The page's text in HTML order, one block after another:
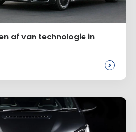
af van technologie in
>